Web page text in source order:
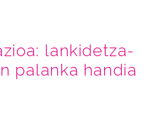
lankidetza-
palanka handia